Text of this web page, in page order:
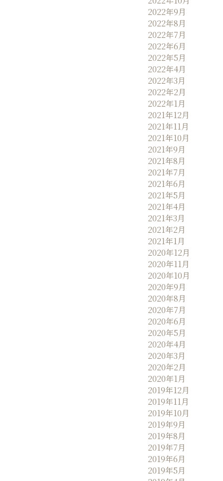
2022年9月
2022年8月
2022年7月
2022年6月
2022年5月
2022年4月
2022年3月
2022年2月
2022年1月
2021年12月
2021年11月
2021年10月
2021年9月
2021年8月
2021年7月
2021年6月
2021年5月
2021年4月
2021年3月
2021年2月
2021年1月
2020年12月
2020年11月
2020年10月
2020年9月
2020年8月
2020年7月
2020年6月
2020年5月
2020年4月
2020年3月
2020年2月
2020年1月
2019年12月
2019年11月
2019年10月
2019年9月
2019年8月
2019年7月
2019年6月
2019年5月